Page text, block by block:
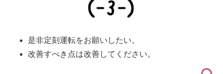
是非定刻運転をお願いしたい。
改善すべき点は改善してください。